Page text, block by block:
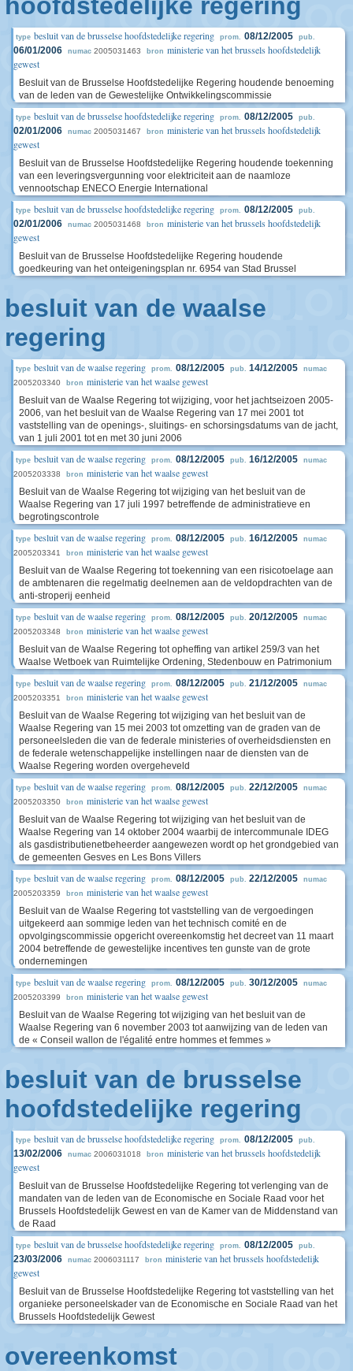
type besluit van de brusselse hoofdstedelijke regering prom. 08/12/2005 pub.
06/01/2006 numac 2005031463 bron ministerie van het brussels hoofdstedelijk
gewest
Besluit van de Brusselse Hoofdstedelijke Regering houdende benoeming
van de leden van de Gewestelijke Ontwikkelingscommissie
type besluit van de brusselse hoofdstedelijke regering prom. 08/12/2005 pub.
02/01/2006 numac 2005031467 bron ministerie van het brussels hoofdstedelijk
gewest
Besluit van de Brusselse Hoofdstedelijke Regering houdende toekenning
van een leveringsvergunning voor elektriciteit aan de naamloze
vennootschap ENECO Energie International
type besluit van de brusselse hoofdstedelijke regering prom. 08/12/2005 pub.
02/01/2006 numac 2005031468 bron ministerie van het brussels hoofdstedelijk
gewest
Besluit van de Brusselse Hoofdstedelijke Regering houdende
goedkeuring van het onteigeningsplan nr. 6954 van Stad Brussel
besluit van de waalse
regering
type besluit van de waalse regering prom. 08/12/2005 pub. 14/12/2005 numac
2005203340 bron ministerie van het waalse gewest
Besluit van de Waalse Regering tot wijziging, voor het jachtseizoen 2005-
2006, van het besluit van de Waalse Regering van 17 mei 2001 tot
vaststelling van de openings-, sluitings- en schorsingsdatums van de jacht,
van 1 juli 2001 tot en met 30 juni 2006
type besluit van de waalse regering prom. 08/12/2005 pub. 16/12/2005 numac
2005203338 bron ministerie van het waalse gewest
Besluit van de Waalse Regering tot wijziging van het besluit van de
Waalse Regering van 17 juli 1997 betreffende de administratieve en
begrotingscontrole
type besluit van de waalse regering prom. 08/12/2005 pub. 16/12/2005 numac
2005203341 bron ministerie van het waalse gewest
Besluit van de Waalse Regering tot toekenning van een risicotoelage aan
de ambtenaren die regelmatig deelnemen aan de veldopdrachten van de
anti-stroperij eenheid
type besluit van de waalse regering prom. 08/12/2005 pub. 20/12/2005 numac
2005203348 bron ministerie van het waalse gewest
Besluit van de Waalse Regering tot opheffing van artikel 259/3 van het
Waalse Wetboek van Ruimtelijke Ordening, Stedenbouw en Patrimonium
type besluit van de waalse regering prom. 08/12/2005 pub. 21/12/2005 numac
2005203351 bron ministerie van het waalse gewest
Besluit van de Waalse Regering tot wijziging van het besluit van de
Waalse Regering van 15 mei 2003 tot omzetting van de graden van de
personeelsleden die van de federale ministeries of overheidsdiensten en
de federale wetenschappelijke instellingen naar de diensten van de
Waalse Regering worden overgeheveld
type besluit van de waalse regering prom. 08/12/2005 pub. 22/12/2005 numac
2005203350 bron ministerie van het waalse gewest
Besluit van de Waalse Regering tot wijziging van het besluit van de
Waalse Regering van 14 oktober 2004 waarbij de intercommunale IDEG
als gasdistributienetbeheerder aangewezen wordt op het grondgebied van
de gemeenten Gesves en Les Bons Villers
type besluit van de waalse regering prom. 08/12/2005 pub. 22/12/2005 numac
2005203359 bron ministerie van het waalse gewest
Besluit van de Waalse Regering tot vaststelling van de vergoedingen
uitgekeerd aan sommige leden van het technisch comité en de
opvolgingscommissie opgericht overeenkomstig het decreet van 11 maart
2004 betreffende de gewestelijke incentives ten gunste van de grote
ondernemingen
type besluit van de waalse regering prom. 08/12/2005 pub. 30/12/2005 numac
2005203399 bron ministerie van het waalse gewest
Besluit van de Waalse Regering tot wijziging van het besluit van de
Waalse Regering van 6 november 2003 tot aanwijzing van de leden van
de « Conseil wallon de l'égalité entre hommes et femmes »
besluit van de brusselse
hoofdstedelijke regering
type besluit van de brusselse hoofdstedelijke regering prom. 08/12/2005 pub.
13/02/2006 numac 2006031018 bron ministerie van het brussels hoofdstedelijk
gewest
Besluit van de Brusselse Hoofdstedelijke Regering tot verlenging van de
mandaten van de leden van de Economische en Sociale Raad voor het
Brussels Hoofdstedelijk Gewest en van de Kamer van de Middenstand van
de Raad
type besluit van de brusselse hoofdstedelijke regering prom. 08/12/2005 pub.
23/03/2006 numac 2006031117 bron ministerie van het brussels hoofdstedelijk
gewest
Besluit van de Brusselse Hoofdstedelijke Regering tot vaststelling van het
organieke personeelskader van de Economische en Sociale Raad van het
Brussels Hoofdstedelijk Gewest
overeenkomst